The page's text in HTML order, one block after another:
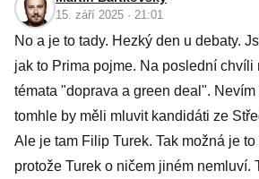
15. září 2025 · 21:01
No a je to tady. Hezký den u debaty.
jak to Prima pojme. Na poslední chvíli
témata "doprava a green deal".
tomhle by měli mluvit kandidáti ze
Ale je tam Filip Turek. Tak možná je
protože Turek o ničem jiném nemluví.